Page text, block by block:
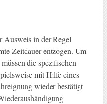
Ausweis in der Regel
Zeitdauer entzogen. Um
die spezifischen
mit Hilfe eines
wieder bestätigt